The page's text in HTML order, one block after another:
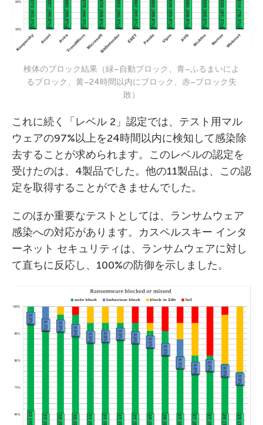
検体のブロック結果（緑–自動ブロック、青–ふるまいによ
るブロック、黄–24時間以内にブロック、赤–ブロック失
敗）
これに続く「レベル 2」認定では、テスト用マル
ウェアの97%以上を24時間以内に検知して感染除
去することが求められます。このレベルの認定を
受けたのは、4製品でした。他の11製品は、この認
定を取得することができませんでした。
このほか重要なテストとしては、ランサムウェア
感染への対応があります。カスペルスキー インタ
ーネット セキュリティは、ランサムウェアに対し
て直ちに反応し、100%の防御を示しました。